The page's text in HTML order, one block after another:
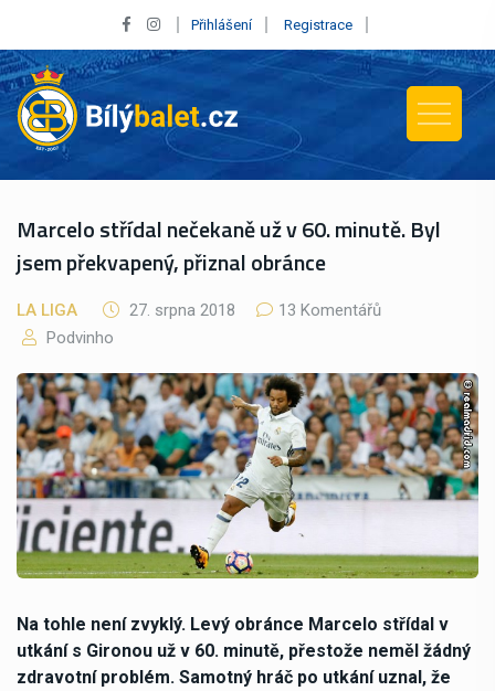
Přihlášení Registrace
Marcelo střídal nečekaně už v 60. minutě. Byl
jsem překvapený, přiznal obránce
LA LIGA 27. srpna 2018
13 Komentářů
Podvinho
Na tohle není zvyklý. Levý obránce Marcelo střídal v
utkání s Gironou už v 60. minutě, přestože neměl žádný
zdravotní problém. Samotný hráč po utkání uznal, že